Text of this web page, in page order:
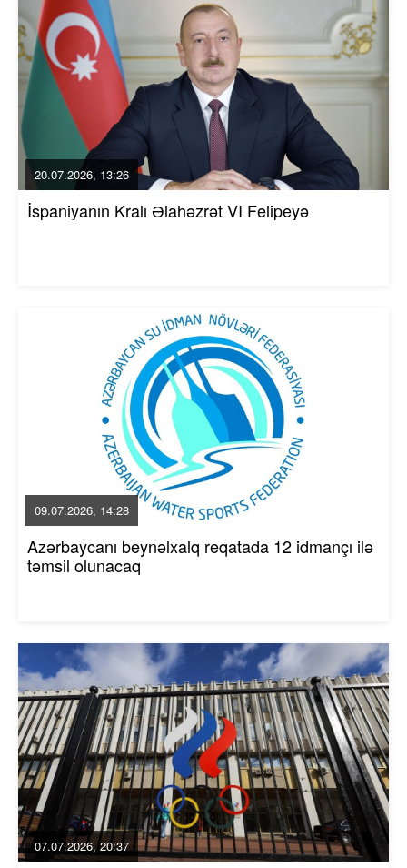
20.07.2026, 13:26
İspaniyanın Kralı Əlahəzrət VI Felipeyə
09.07.2026, 14:28
Azərbaycanı beynəlxalq reqatada 12 idmançı ilə
təmsil olunacaq
07.07.2026, 20:37